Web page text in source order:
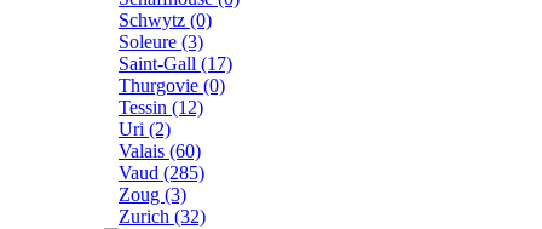
Schwytz (0)
Soleure (3)
Saint-Gall (17)
Thurgovie (0)
Tessin (12)
Uri (2)
Valais (60)
Vaud (285)
Zoug (3)
Zurich (32)